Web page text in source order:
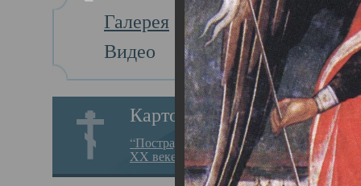
Галерея
Видео
Картотека
“Пострадавшие за веру в
XX веке на Севере”
Главная